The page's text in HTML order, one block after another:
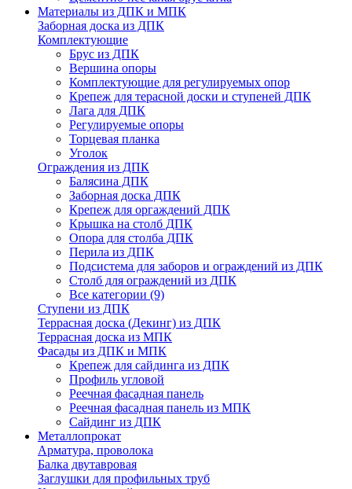
Материалы из ДПК и МПК
Заборная доска из ДПК
Комплектующие
Брус из ДПК
Вершина опоры
Комплектующие для регулируемых опор
Крепеж для терасной доски и ступеней ДПК
Лага для ДПК
Регулируемые опоры
Торцевая планка
Уголок
Ограждения из ДПК
Балясина ДПК
Заборная доска ДПК
Крепеж для оргаждений ДПК
Крышка на столб ДПК
Опора для столба ДПК
Перила из ДПК
Подсистема для заборов и ограждений из ДПК
Столб для ограждений из ДПК
Все категории (9)
Ступени из ДПК
Террасная доска (Декинг) из ДПК
Террасная доска из МПК
Фасады из ДПК и МПК
Крепеж для сайдинга из ДПК
Профиль угловой
Реечная фасадная панель
Реечная фасадная панель из МПК
Сайдинг из ДПК
Металлопрокат
Арматура, проволока
Балка двутавровая
Заглушки для профильных труб